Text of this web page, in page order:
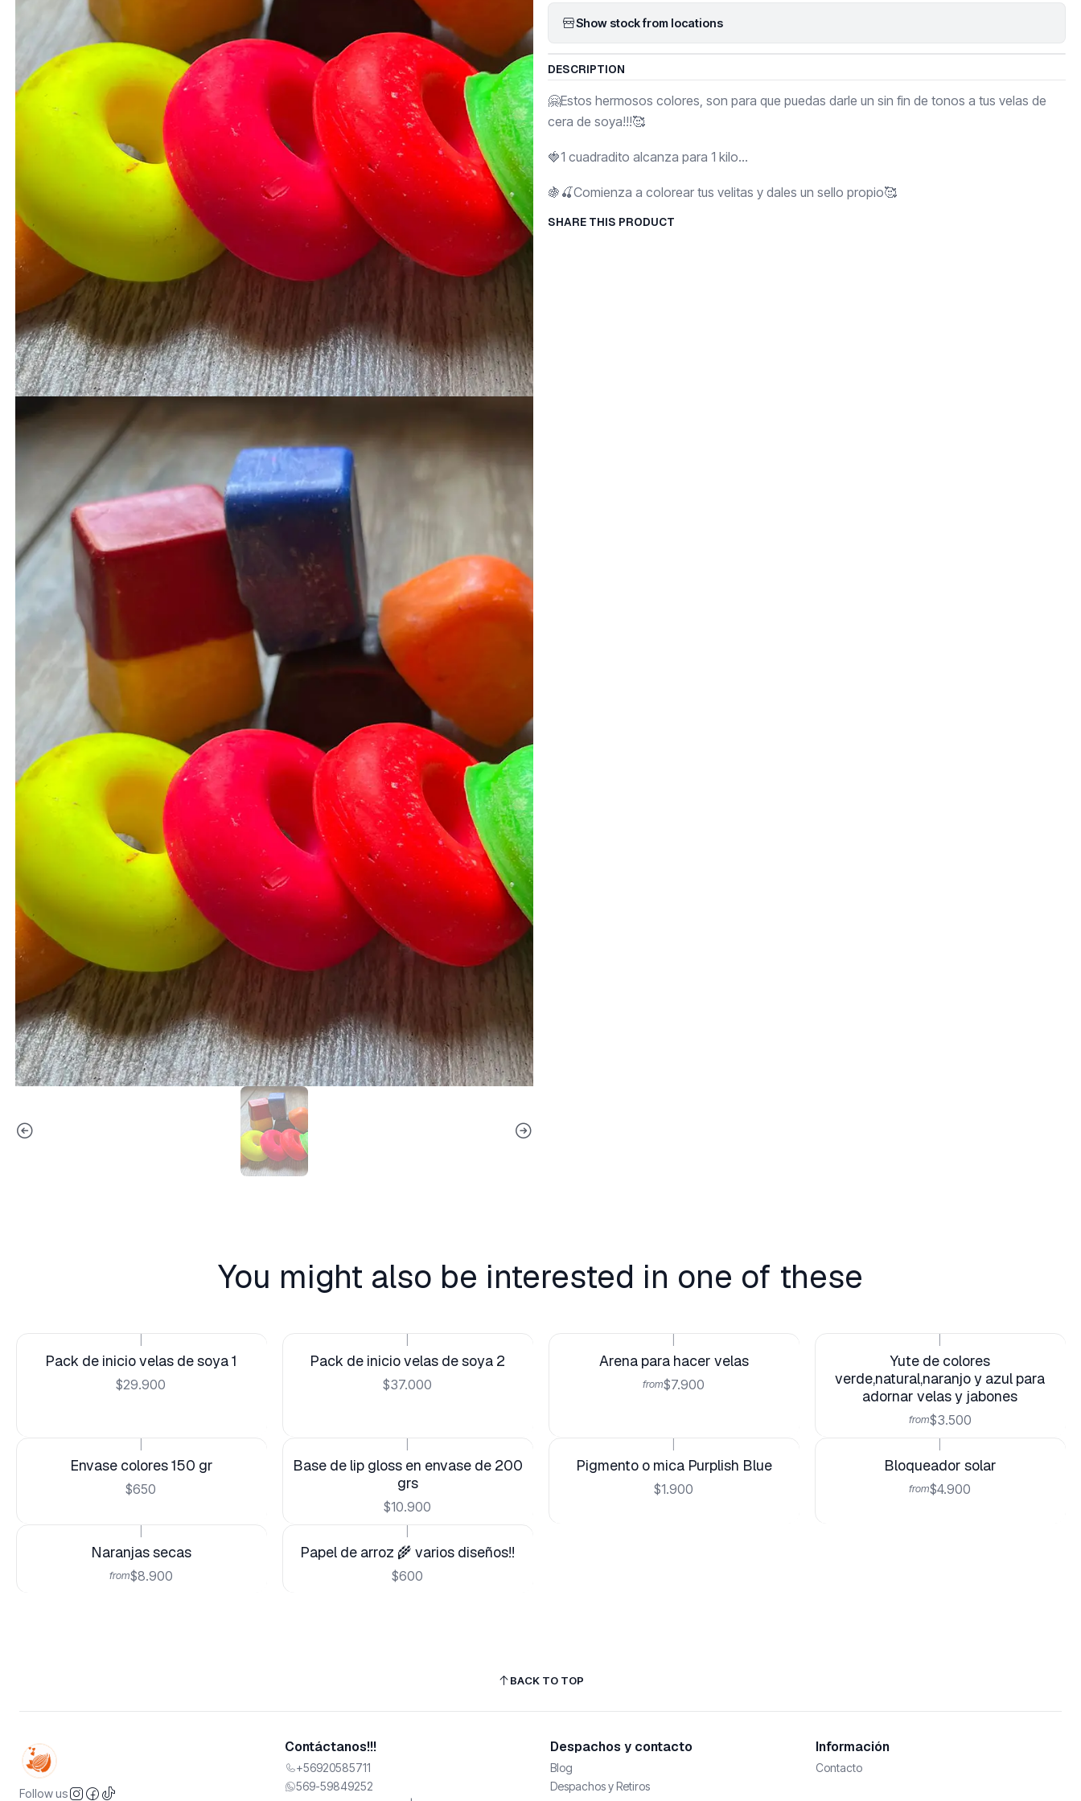
Show stock from locations
DESCRIPTION
🤗Estos hermosos colores, son para que puedas darle un sin fin de tonos a tus velas de
cera de soya!!!🥰
🍓1 cuadradito alcanza para 1 kilo...
🍇🍒Comienza a colorear tus velitas y dales un sello propio🥰
SHARE THIS PRODUCT
You might also be interested in one of these
Pack de inicio velas de soya 1
$29.900
Pack de inicio velas de soya 2
$37.000
Arena para hacer velas
from$7.900
Yute de colores
verde,natural,naranjo y azul para
adornar velas y jabones
from$3.500
Envase colores 150 gr
$650
Base de lip gloss en envase de 200
grs
$10.900
Pigmento o mica Purplish Blue
$1.900
Bloqueador solar
from$4.900
Naranjas secas
from$8.900
Papel de arroz 🌾 varios diseños!!
$600
BACK TO TOP
Follow us
Contáctanos!!!
+56920585711
569-59849252
Despachos y contacto
Blog
Despachos y Retiros
Información
Contacto